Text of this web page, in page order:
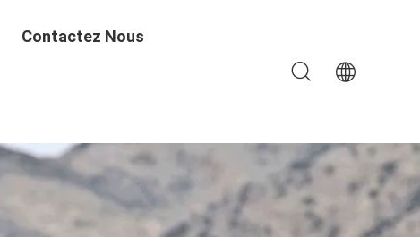
Contactez Nous